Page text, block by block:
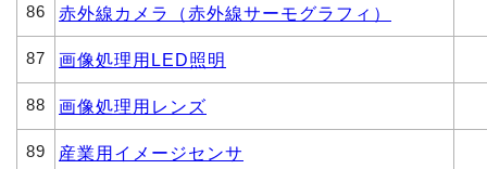
86 赤外線カメラ（赤外線サーモグラフィ）
87 画像処理用LED照明
88 画像処理用レンズ
89 産業用イメージセンサ